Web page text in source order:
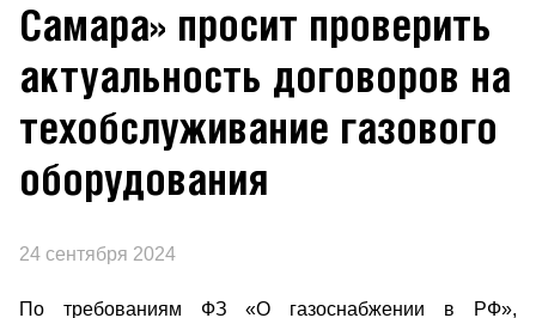
Самара» просит проверить
актуальность договоров на
техобслуживание газового
оборудования
24 сентября 2024
По требованиям ФЗ «О газоснабжении в РФ»,